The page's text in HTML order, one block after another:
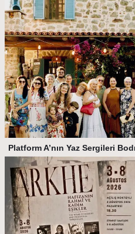
Platform A’nın Yaz Sergileri